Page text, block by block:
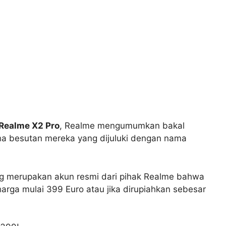
X2 Pro, Realme mengumumkan bakal
besutan mereka yang dijuluki dengan nama
akun resmi dari pihak Realme bahwa
mulai 399 Euro atau jika dirupiahkan sebesar